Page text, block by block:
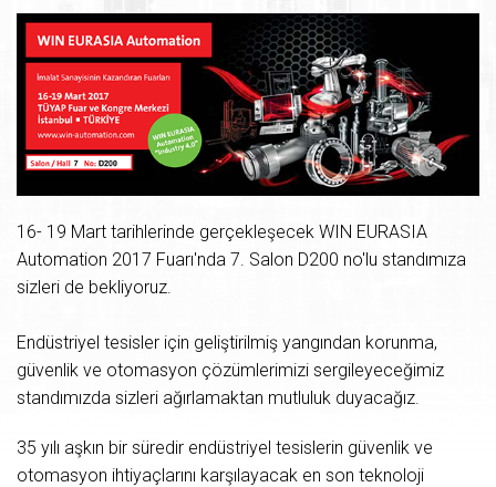
16- 19 Mart tarihlerinde gerçekleşecek WIN EURASIA
Automation 2017 Fuarı'nda 7. Salon D200 no'lu standımıza
sizleri de bekliyoruz.
Endüstriyel tesisler için geliştirilmiş yangından korunma,
güvenlik ve otomasyon çözümlerimizi sergileyeceğimiz
standımızda sizleri ağırlamaktan mutluluk duyacağız.
35 yılı aşkın bir süredir endüstriyel tesislerin güvenlik ve
otomasyon ihtiyaçlarını karşılayacak en son teknoloji